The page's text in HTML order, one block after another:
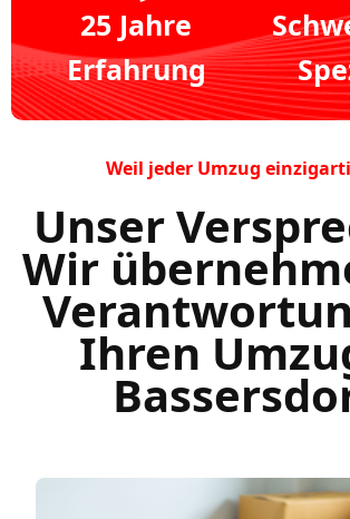
25 Jahre
Erfahrung
Weil jeder Umzug
Unser
Wir
Ihren